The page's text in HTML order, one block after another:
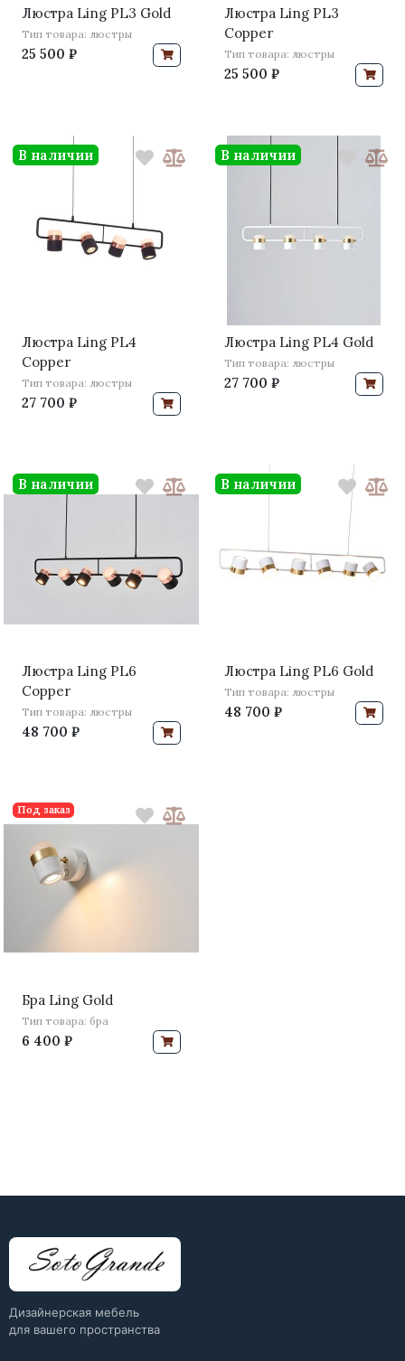
Люстра Ling PL3 Gold
Тип товара: люстры
25 500 ₽
Люстра Ling PL3
Copper
Тип товара: люстры
25 500 ₽
Люстра Ling PL4
Copper
Тип товара: люстры
27 700 ₽
В наличии
Люстра Ling PL4 Gold
Тип товара: люстры
27 700 ₽
В наличии
Люстра Ling PL6
Copper
Тип товара: люстры
48 700 ₽
В наличии
Люстра Ling PL6 Gold
Тип товара: люстры
48 700 ₽
В наличии
Бра Ling Gold
Тип товара: бра
6 400 ₽
Под заказ
Дизайнерская мебель
для вашего пространства